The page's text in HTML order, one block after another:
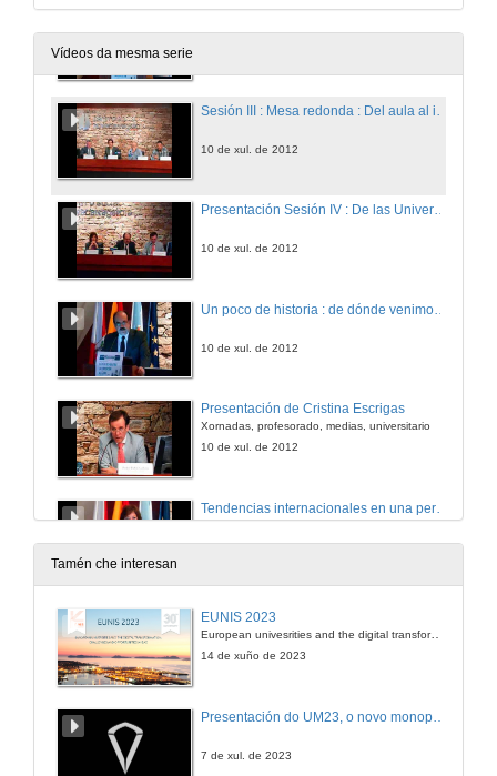
Vídeos da mesma serie
Los retos de la educación del S.XXI
10 de xul. de 2012
Presentación Sesión IV : De las Universitas a las Universities ¿El EEES ha venido para quedarse?
10 de xul. de 2012
10 de xul. de 2012
Presentación de Cristina Escrigas
Xornadas, profesorado, medias, universitario
10 de xul. de 2012
10 de xul. de 2012
Tamén che interesan
EUNIS 2023
European univesrities and the digital transformation: challenges and opportunities ahead
14 de xuño de 2023
7 de xul. de 2023